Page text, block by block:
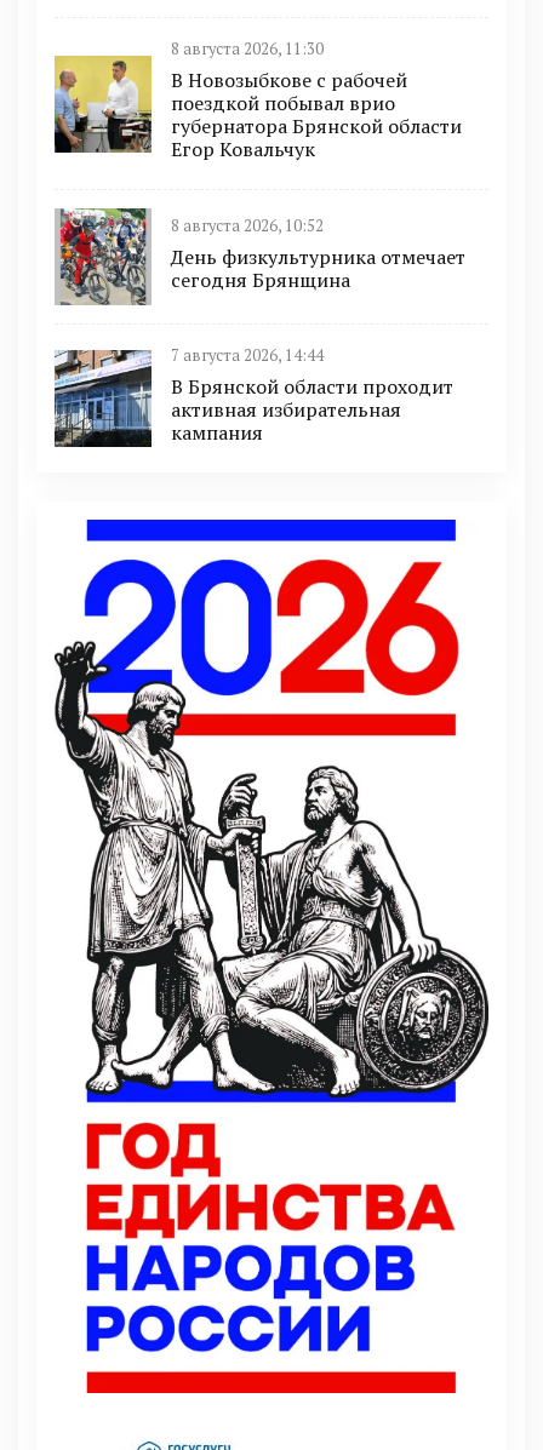
8 августа 2026, 11:30
В Новозыбкове с рабочей
поездкой побывал врио
губернатора Брянской области
Егор Ковальчук
8 августа 2026, 10:52
День физкультурника отмечает
сегодня Брянщина
7 августа 2026, 14:44
В Брянской области проходит
активная избирательная
кампания